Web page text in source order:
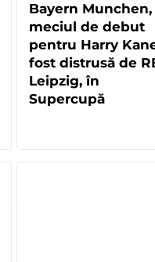
Bayern Munchen,
meciul de debut
pentru Harry
fost distrusă de
Leipzig, în
Supercupă